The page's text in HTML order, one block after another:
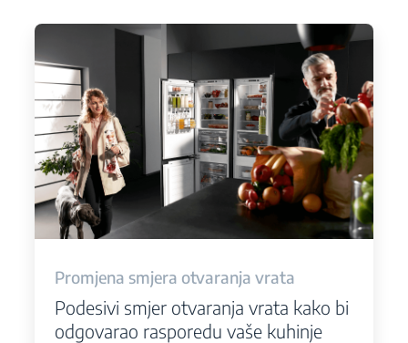
Promjena smjera otvaranja vrata
Podesivi smjer otvaranja vrata kako bi
odgovarao rasporedu vaše kuhinje